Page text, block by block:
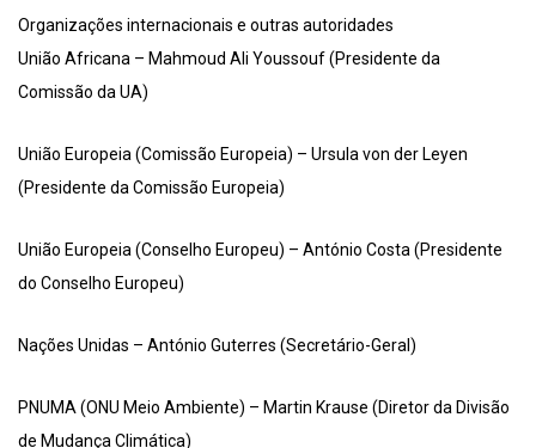
Organizações internacionais e outras autoridades
União Africana – Mahmoud Ali Youssouf (Presidente da
Comissão da UA)
União Europeia (Comissão Europeia) – Ursula von der Leyen
(Presidente da Comissão Europeia)
União Europeia (Conselho Europeu) – António Costa (Presidente
do Conselho Europeu)
Nações Unidas – António Guterres (Secretário-Geral)
PNUMA (ONU Meio Ambiente) – Martin Krause (Diretor da Divisão
de Mudança Climática)